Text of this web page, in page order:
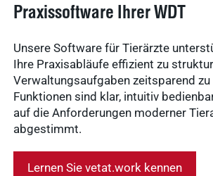
anzeigen
Praxissoftware
Ergebnisse
anzeigen
Arzneimittel
WDT-
Praxissoftware Ihrer WDT
Unsere Software für Tierärzte
Ihre Praxisabläufe effizient zu
Verwaltungsaufgaben zeitsparend zu
Funktionen sind klar, intuitiv
auf die Anforderungen moderner
abgestimmt.
Lernen Sie vetat.work kennen